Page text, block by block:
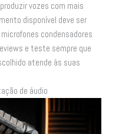
vozes com mais
disponível deve ser
condensadores
e teste sempre que
atende às suas
de áudio